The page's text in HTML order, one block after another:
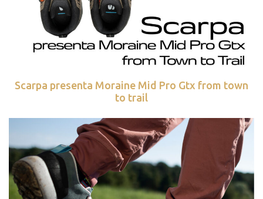
Scarpa presenta Moraine Mid Pro Gtx from town
to trail